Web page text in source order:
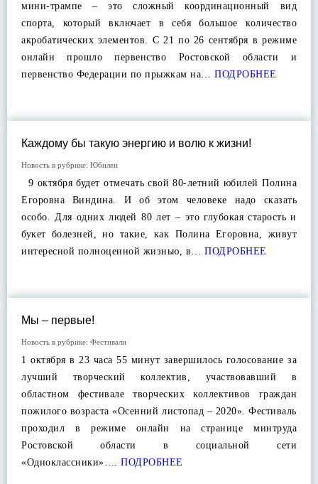
мини-трампе – это сложный координационный вид
спорта, который включает в себя большое количество
акробатических элементов. С 21 по 26 сентября в режиме
онлайн прошло первенство Ростовской области и
первенство Федерации по прыжкам на… ПОДРОБНЕЕ
Каждому бы такую энергию и волю к жизни!
Новость в рубрике: Юбилеи
9 октября будет отмечать свой 80-летний юбилей Полина
Егоровна Виндина. И об этом человеке надо сказать
особо. Для одних людей 80 лет – это глубокая старость и
букет болезней, но такие, как Полина Егоровна, живут
интересной полноценной жизнью, в… ПОДРОБНЕЕ
Мы – первые!
Новость в рубрике: Фестивали
1 октября в 23 часа 55 минут завершилось голосование за
лучший творческий коллектив, участвовавший в
областном фестивале творческих коллективов граждан
пожилого возраста «Осенний листопад – 2020». Фестиваль
проходил в режиме онлайн на странице минтруда
Ростовской области в социальной сети
«Одноклассники»…. ПОДРОБНЕЕ